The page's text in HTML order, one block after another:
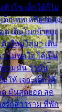
หิวโซ เด็กใต้ก็ไม่
กเทพเหลียวมอง
เดินโยกย้ายเย
วใหม่ใส่มา เดิน
ไม่พอใจ ได้เป็น
ถามมัน ว่ามัน
ให้ เจอะเด็กใต้
ด มันสุดยอด สุด
รักสาวราม ที่พัก